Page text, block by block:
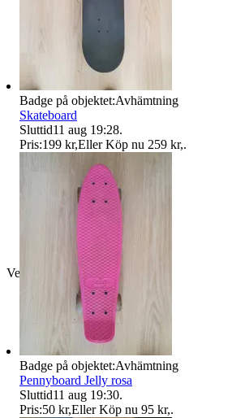
Verifierad
Badge på objektet:Avhämtning
Skateboard
Sluttid11 aug 19:28.
Pris:199 kr,Eller Köp nu 259 kr,.
Badge på objektet:Avhämtning
Pennyboard Jelly rosa
Sluttid11 aug 19:30.
Pris:50 kr,Eller Köp nu 95 kr,.